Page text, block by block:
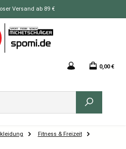
Versand ab 89 €
0,00 €
Fitness & Freizeit